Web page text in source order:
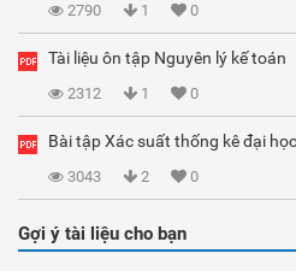
2790 1 0
Tài liệu ôn tập Nguyên lý kế toán
2312 1 0
Bài tập Xác suất thống kê đại
3043 2 0
Gợi ý tài liệu cho bạn